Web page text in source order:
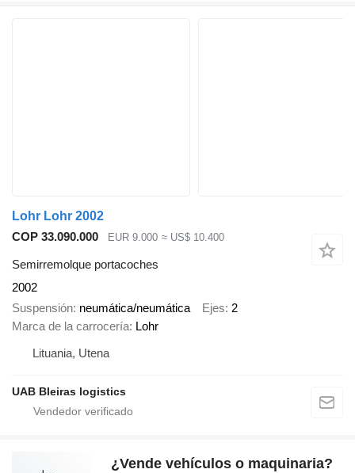
Lohr Lohr 2002
COP 33.090.000
EUR 9.000 ≈ US$ 10.400
Semirremolque portacoches
2002
Suspensión neumática/neumática Ejes 2
Marca de la carrocería Lohr
Lituania, Utena
UAB Bleiras logistics
¿Vende vehículos o maquinaria?